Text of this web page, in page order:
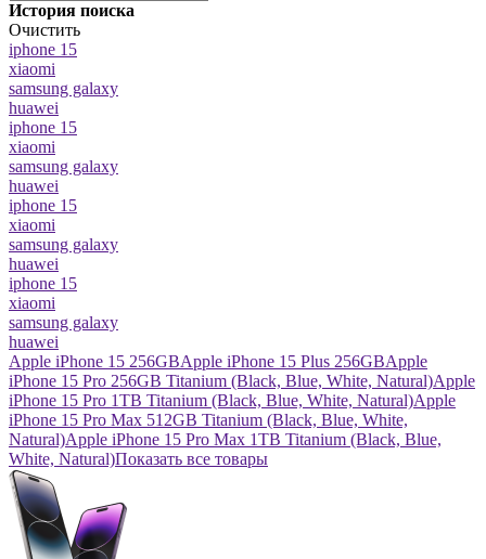
История поиска
Очистить
iphone 15
xiaomi
samsung galaxy
huawei
iphone 15
xiaomi
samsung galaxy
huawei
iphone 15
xiaomi
samsung galaxy
huawei
iphone 15
xiaomi
samsung galaxy
huawei
Apple iPhone 15 256GBApple iPhone 15 Plus 256GBApple
iPhone 15 Pro 256GB Titanium (Black, Blue, White, Natural)Apple
iPhone 15 Pro 1TB Titanium (Black, Blue, White, Natural)Apple
iPhone 15 Pro Max 512GB Titanium (Black, Blue, White,
Natural)Apple iPhone 15 Pro Max 1TB Titanium (Black, Blue,
White, Natural)Показать все товары